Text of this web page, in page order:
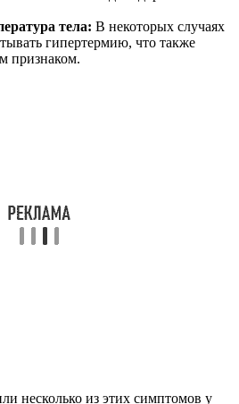
тела: В некоторых случаях
гипертермию, что также
признаком.
несколько из этих симптомов у